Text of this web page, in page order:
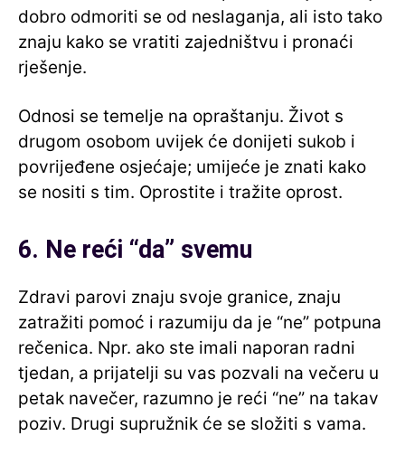
dobro odmoriti se od neslaganja, ali isto tako
znaju kako se vratiti zajedništvu i pronaći
rješenje.
Odnosi se temelje na opraštanju. Život s
drugom osobom uvijek će donijeti sukob i
povrijeđene osjećaje; umijeće je znati kako
se nositi s tim. Oprostite i tražite oprost.
6. Ne reći “da” svemu
Zdravi parovi znaju svoje granice, znaju
zatražiti pomoć i razumiju da je “ne” potpuna
rečenica. Npr. ako ste imali naporan radni
tjedan, a prijatelji su vas pozvali na večeru u
petak navečer, razumno je reći “ne” na takav
poziv. Drugi supružnik će se složiti s vama.